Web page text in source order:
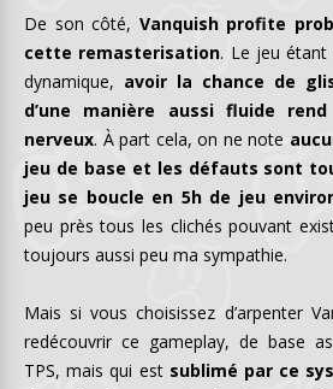
De son côté, Vanquish profite
cette remasterisation. Le jeu
dynamique, avoir la chance de
d’une manière aussi fluide
nerveux. À part cela, on ne note
jeu de base et les défauts sont
jeu se boucle en 5h de jeu
peu près tous les clichés pouvant
toujours aussi peu ma sympathie.
Mais si vous choisissez d’arpenter
redécouvrir ce gameplay, de base
TPS, mais qui est sublimé par ce